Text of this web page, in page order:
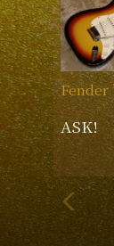
Fender
ASK!